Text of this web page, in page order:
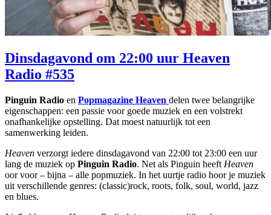
Dinsdagavond om 22:00 uur Heaven
Radio #535
Pinguin Radio en Popmagazine Heaven delen twee belangrijke
eigenschappen: een passie voor goede muziek en een volstrekt
onafhankelijke opstelling. Dat moest natuurlijk tot een
samenwerking leiden.
Heaven verzorgt iedere dinsdagavond van 22:00 tot 23:00 een uur
lang de muziek op Pinguin Radio. Net als Pinguin heeft Heaven
oor voor – bijna – alle popmuziek. In het uurtje radio hoor je muziek
uit verschillende genres: (classic)rock, roots, folk, soul, world, jazz
en blues.